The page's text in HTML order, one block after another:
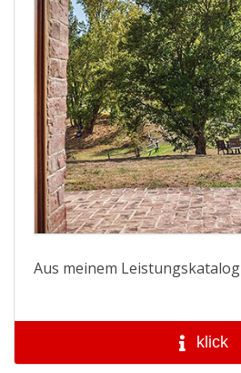
Aus meinem Leistungskatalog
klick